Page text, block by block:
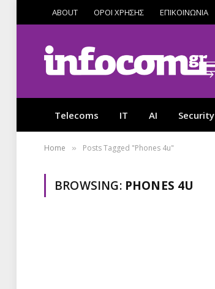
ABOUT ΟΡΟΙ ΧΡΗΣΗΣ ΕΠΙΚΟΙΝΩΝΙΑ
Telecoms IT AI Security
Home » Posts Tagged "Phones 4u"
BROWSING: PHONES 4U